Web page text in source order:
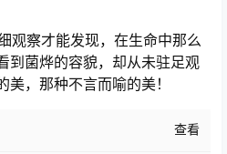
观察才能发现，在生命中那么
到菌烨的容貌，却从未驻足观
，那种不言而喻的美！
查看